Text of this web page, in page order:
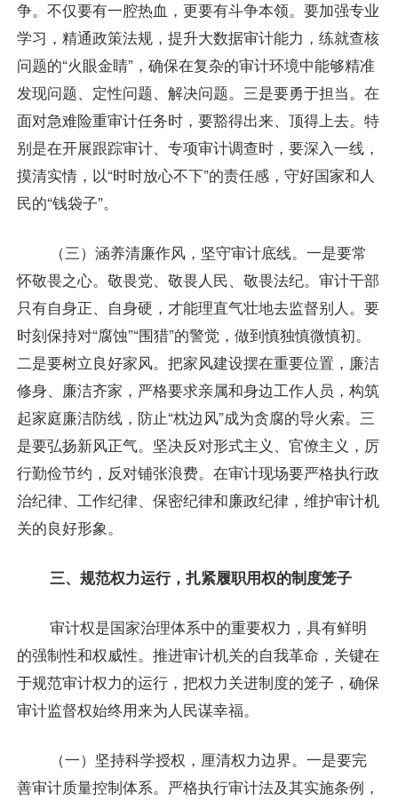
争。不仅要有一腔热血，更要有斗争本领。要加强专业
学习，精通政策法规，提升大数据审计能力，练就查核
问题的“火眼金睛”，确保在复杂的审计环境中能够精准
发现问题、定性问题、解决问题。三是要勇于担当。在
面对急难险重审计任务时，要豁得出来、顶得上去。特
别是在开展跟踪审计、专项审计调查时，要深入一线，
摸清实情，以“时时放心不下”的责任感，守好国家和人
民的“钱袋子”。
（三）涵养清廉作风，坚守审计底线。一是要常
怀敬畏之心。敬畏党、敬畏人民、敬畏法纪。审计干部
只有自身正、自身硬，才能理直气壮地去监督别人。要
时刻保持对“腐蚀”“围猎”的警觉，做到慎独慎微慎初。
二是要树立良好家风。把家风建设摆在重要位置，廉洁
修身、廉洁齐家，严格要求亲属和身边工作人员，构筑
起家庭廉洁防线，防止“枕边风”成为贪腐的导火索。三
是要弘扬新风正气。坚决反对形式主义、官僚主义，厉
行勤俭节约，反对铺张浪费。在审计现场要严格执行政
治纪律、工作纪律、保密纪律和廉政纪律，维护审计机
关的良好形象。
三、规范权力运行，扎紧履职用权的制度笼子
审计权是国家治理体系中的重要权力，具有鲜明
的强制性和权威性。推进审计机关的自我革命，关键在
于规范审计权力的运行，把权力关进制度的笼子，确保
审计监督权始终用来为人民谋幸福。
（一）坚持科学授权，厘清权力边界。一是要完
善审计质量控制体系。严格执行审计法及其实施条例，